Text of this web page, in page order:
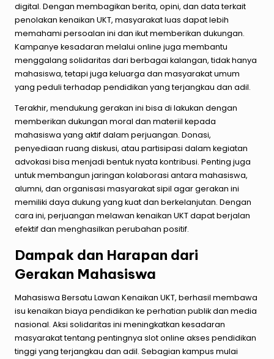
digital. Dengan membagikan berita, opini, dan data terkait
penolakan kenaikan UKT, masyarakat luas dapat lebih
memahami persoalan ini dan ikut memberikan dukungan.
Kampanye kesadaran melalui online juga membantu
menggalang solidaritas dari berbagai kalangan, tidak hanya
mahasiswa, tetapi juga keluarga dan masyarakat umum
yang peduli terhadap pendidikan yang terjangkau dan adil.
Terakhir, mendukung gerakan ini bisa di lakukan dengan
memberikan dukungan moral dan materiil kepada
mahasiswa yang aktif dalam perjuangan. Donasi,
penyediaan ruang diskusi, atau partisipasi dalam kegiatan
advokasi bisa menjadi bentuk nyata kontribusi. Penting juga
untuk membangun jaringan kolaborasi antara mahasiswa,
alumni, dan organisasi masyarakat sipil agar gerakan ini
memiliki daya dukung yang kuat dan berkelanjutan. Dengan
cara ini, perjuangan melawan kenaikan UKT dapat berjalan
efektif dan menghasilkan perubahan positif.
Dampak dan Harapan dari
Gerakan Mahasiswa
Mahasiswa Bersatu Lawan Kenaikan UKT, berhasil membawa
isu kenaikan biaya pendidikan ke perhatian publik dan media
nasional. Aksi solidaritas ini meningkatkan kesadaran
masyarakat tentang pentingnya slot online akses pendidikan
tinggi yang terjangkau dan adil. Sebagian kampus mulai